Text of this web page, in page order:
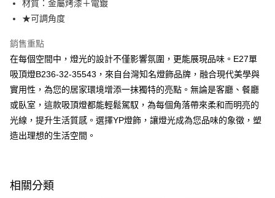
Google Pay
全盈+PAY
AFTEE先享後付
相關說明
【關於「AFTEE先享後付」】
AFTEE先享後付是「在收到商品之後才付款」的支付方式。 讓您購物簡單
便利好安心！
１．簡單：不需註冊會員、不需綁卡、不需儲值。
２．便利：只要手機號碼，簡訊認證，即可結帳。
結帳頁面，進行簡訊認證並確認金額後，即可完成結帳。
材質：金屬烤漆＋電鍍
★可調角度
銷售重點
在每個空間中，燈光的設計不僅影響氛圍，更能展現品味。E27單
吸頂燈B236-32-35543，來自台灣知名燈飾品牌，融合現代美學與
實用性，為您的居家環境增添一抹獨特的亮點。無論是客廳、餐廳
或臥室，這款吸頂燈都能輕鬆駕馭，為每個角落帶來柔和而明亮的
光線，提升生活質感。選擇YP燈飾，讓燈光成為您品味的象徵，塑
造出理想的生活空間。
相關分類